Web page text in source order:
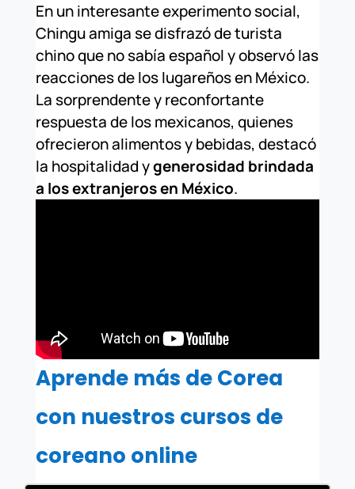
En un interesante experimento social,
Chingu amiga se disfrazó de turista
chino que no sabía español y observó las
reacciones de los lugareños en México.
La sorprendente y reconfortante
respuesta de los mexicanos, quienes
ofrecieron alimentos y bebidas, destacó
la hospitalidad ygenerosidad brindada
a los extranjeros en México.
Aprende más de Corea
con nuestros cursos de
coreano online